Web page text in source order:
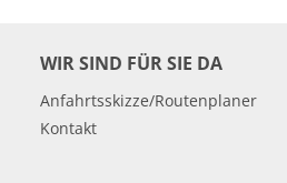
WIR SIND FÜR SIE DA
Anfahrtsskizze/Routenplaner
Kontakt